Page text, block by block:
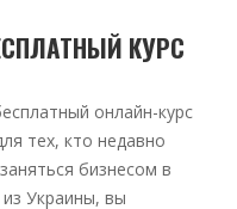
КУРС
онлайн-курс
тех, кто недавно
бизнесом в
Украины, вы